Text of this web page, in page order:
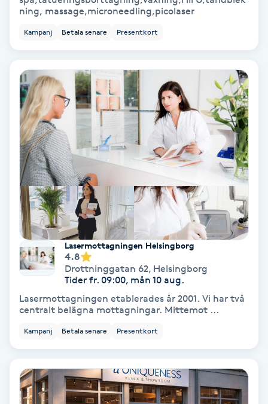
Ansiktsbehandling djuprengörande
Balayage
Bambumassage
Barber
Barnklippning
BIAB
Blowout
Bottenfärg
Brynformning
Brynplockning
ning, massage,microneedling,picolaser
Kampanj Betala senare Presentkort
Lasermottagningen Helsingborg
4.8
Drottninggatan 62, Helsingborg
Tider fr. 09:00, mån 10 aug.
Lasermottagningen etablerades år 2001. Vi har två
centralt belägna mottagningar. Mittemot ...
Kampanj Betala senare Presentkort